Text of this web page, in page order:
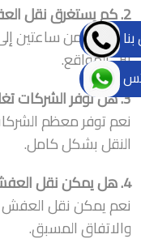
2. كم يستغرق نقل العفش في العدان؟
يستغرق من ساعتين
بين المواقع.
3. هل توفر الشركات تغليف الأثاث؟
نعم توفر معظم
النقل بشكل كامل.
4. هل يمكن نقل العفش خارج العدان؟
نعم يمكن نقل
والاتفاق المسبق.